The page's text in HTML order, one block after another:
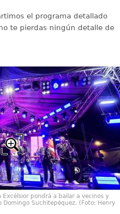
el programa detallado
te pierdas ningún detalle de
Excélsior pondrá a bailar a vecinos y
Domingo Suchitepéquez. (Foto: Henry